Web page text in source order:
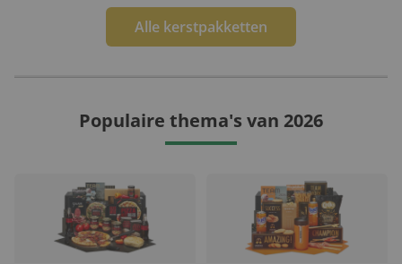
Alle kerstpakketten
Populaire thema's van 2026